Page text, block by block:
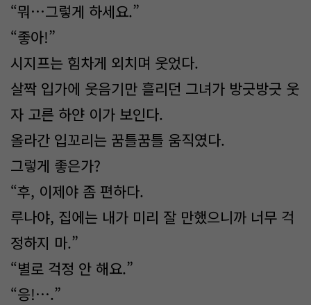
“뭐…그렇게 하세요.”
“좋아!”
시지프는 힘차게 외치며 웃었다.
살짝 입가에 웃음기만 흘리던 그녀가 방긋방긋 웃
자 고른 하얀 이가 보인다.
올라간 입꼬리는 꿈틀꿈틀 움직였다.
그렇게 좋은가?
“후, 이제야 좀 편하다.
루나야, 집에는 내가 미리 잘 만했으니까 너무 걱
정하지 마.”
“별로 걱정 안 해요.”
“응!….”